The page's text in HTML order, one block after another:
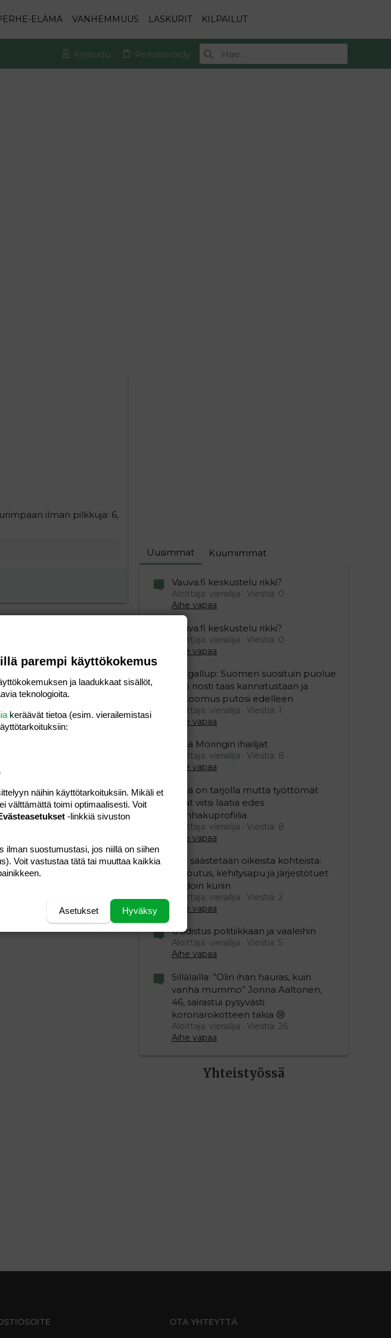
ELÄMÄ VANHEMMUUS LASKURIT KILPAILUT
Kirjaudu Rekisteröidy
ilman pilkkuja: 6,
Uusimmat Kuumimmat
Vauva.fi keskustelu rikki?
Aloittaja: vierailija
Viestiä: 0
Aihe vapaa
Vauva.fi keskustelu rikki?
Aloittaja: vierailija
Viestiä: 0
Aihe vapaa
Yle gallup: Suomen suosituin puolue
Sdp nosti taas kannatustaan ja
kokoomus putosi edelleen
Aloittaja: vierailija
Viestiä: 1
Aihe vapaa
Mika Moringin ihailijat
Aloittaja: vierailija
Viestiä: 8
Aihe vapaa
Töitä on tarjolla mutta työttömät
eivät viitsi laatia edes
työnhakuprofiilia
Aloittaja: vierailija
Viestiä: 8
Aihe vapaa
Nyt säästetään oikeista kohteista:
kotoutus, kehitysapu ja järjestötuet
vihdoin kuriin
Aloittaja: vierailija
Viestiä: 2
Aihe vapaa
Uudistus politiikkaan ja vaaleihin
Aloittaja: vierailija
Viestiä: 5
Aihe vapaa
Sillälailla: ”Olin ihan hauras, kuin
vanha mummo” Jonna Aaltonen,
46, sairastui pysyvästi
koronarokotteen takia 😢
Aloittaja: vierailija
Viestiä: 26
Aihe vapaa
Yhteistyössä
OTA YHTEYTTÄ
parempi käyttökokemus
ja laadukkaat sisällöt,
teknologioita.
keräävät tietoa (esim. vierailemis­tasi
näihin käyttötarkoituksiin. Mikäli et
välttämättä toimi optimaalisesti. Voit
-linkkiä sivuston
ilman suostumustasi, jos niillä on siihen
Voit vastustaa tätä tai muuttaa kaikkia
Hyväksy
Asetukset